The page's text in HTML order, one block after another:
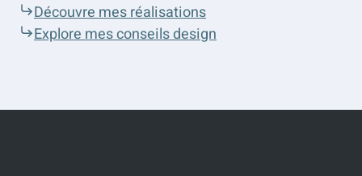
Découvre mes réalisations
Explore mes conseils design